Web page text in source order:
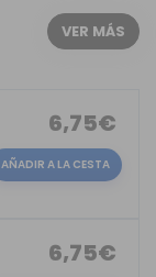
VER MÁS
6,75€
AÑADIR A LA CESTA
6,75€